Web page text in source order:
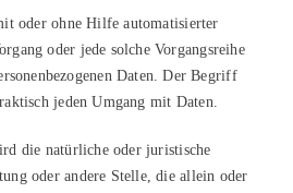
oder ohne Hilfe automatisierter
oder jede solche Vorgangsreihe
Daten. Der Begriff
jeden Umgang mit Daten.
die natürliche oder juristische
oder andere Stelle, die allein oder